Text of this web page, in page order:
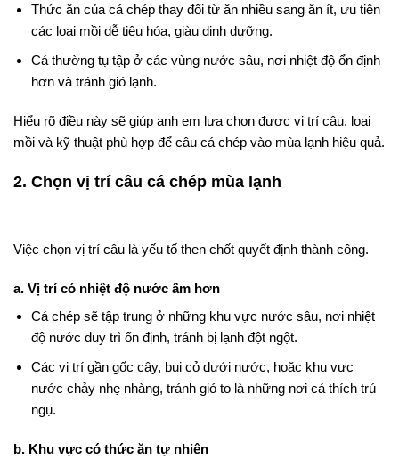
Thức ăn của cá chép thay đổi từ ăn nhiều sang ăn ít, ưu tiên
các loại mồi dễ tiêu hóa, giàu dinh dưỡng.
Cá thường tụ tập ở các vùng nước sâu, nơi nhiệt độ ổn định
hơn và tránh gió lạnh.
Hiểu rõ điều này sẽ giúp anh em lựa chọn được vị trí câu, loại
mồi và kỹ thuật phù hợp để câu cá chép vào mùa lạnh hiệu quả.
2. Chọn vị trí câu cá chép mùa lạnh
Việc chọn vị trí câu là yếu tố then chốt quyết định thành công.
a. Vị trí có nhiệt độ nước ấm hơn
Cá chép sẽ tập trung ở những khu vực nước sâu, nơi nhiệt
độ nước duy trì ổn định, tránh bị lạnh đột ngột.
Các vị trí gần gốc cây, bụi cỏ dưới nước, hoặc khu vực
nước chảy nhẹ nhàng, tránh gió to là những nơi cá thích trú
ngụ.
b. Khu vực có thức ăn tự nhiên